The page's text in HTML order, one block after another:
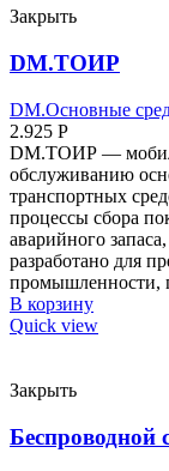
Закрыть
DM.ТОИР
DM.Основные
2.925 Р
DM.ТОИР —
обслуживанию
транспортных
процессы сбора
аварийного
разработано для
промышленности,
В корзину
Quick view
Закрыть
Беспроводной